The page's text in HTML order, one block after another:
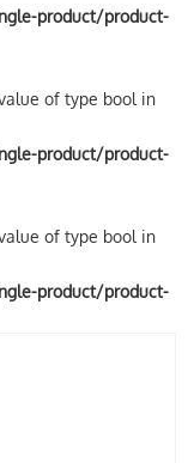
product/product-
of type bool in
product/product-
of type bool in
product/product-